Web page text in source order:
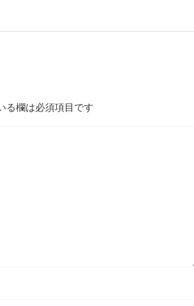
る欄は必須項目です